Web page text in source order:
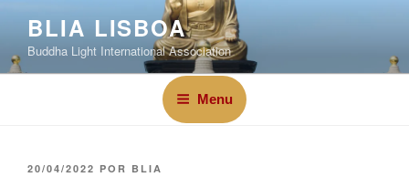
BLIA LISBOA
Buddha Light International Association
Menu
20/04/2022 POR BLIA